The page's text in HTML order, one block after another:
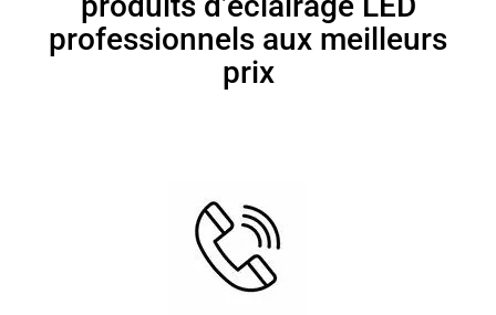
professionnels aux meilleurs
prix